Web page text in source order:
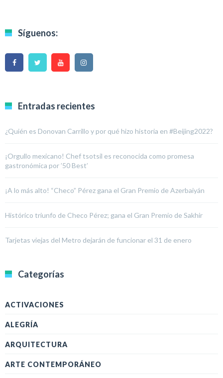
Síguenos:
Entradas recientes
¿Quién es Donovan Carrillo y por qué hizo historia en #Beijing2022?
¡Orgullo mexicano! Chef tsotsil es reconocida como promesa
gastronómica por ’50 Best’
¡A lo más alto! “Checo” Pérez gana el Gran Premio de Azerbaiyán
Histórico triunfo de Checo Pérez; gana el Gran Premio de Sakhir
Tarjetas viejas del Metro dejarán de funcionar el 31 de enero
Categorías
ACTIVACIONES
ALEGRÍA
ARQUITECTURA
ARTE CONTEMPORÁNEO